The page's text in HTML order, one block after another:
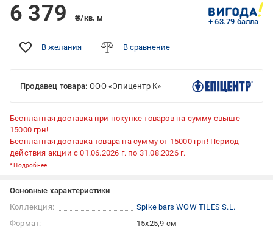
6 379 ₴/кв. м + 63.79 балла
В желания В сравнение
Продавец товара: ООО «Эпицентр К»
Бесплатная доставка при покупке товаров на сумму свыше
15000 грн!
Бесплатная доставка товара на сумму от 15000 грн! Период
действия акции с 01.06.2026 г. по 31.08.2026 г.
*Подробнее
Основные характеристики
Коллекция:
Spike bars WOW TILES S.L.
Формат:
15x25,9 см